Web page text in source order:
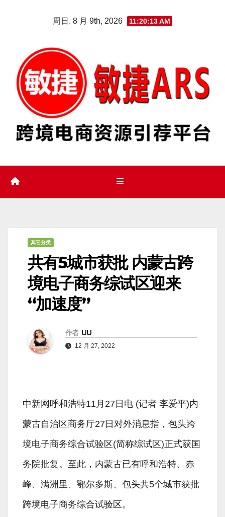
周日. 8 月 9th, 2026 11:20:14 AM
其它分类
共有5城市获批 内蒙古跨
境电子商务综试区迎来
“加速度”
作者 UU
12 月 27, 2022
中新网呼和浩特11月27日电 (记者 李爱平)内
蒙古自治区商务厅27日对外消息指，包头跨
境电子商务综合试验区(简称综试区)正式获国
务院批复。至此，内蒙古已有呼和浩特、赤
峰、满洲里、鄂尔多斯、包头共5个城市获批
跨境电子商务综合试验区。